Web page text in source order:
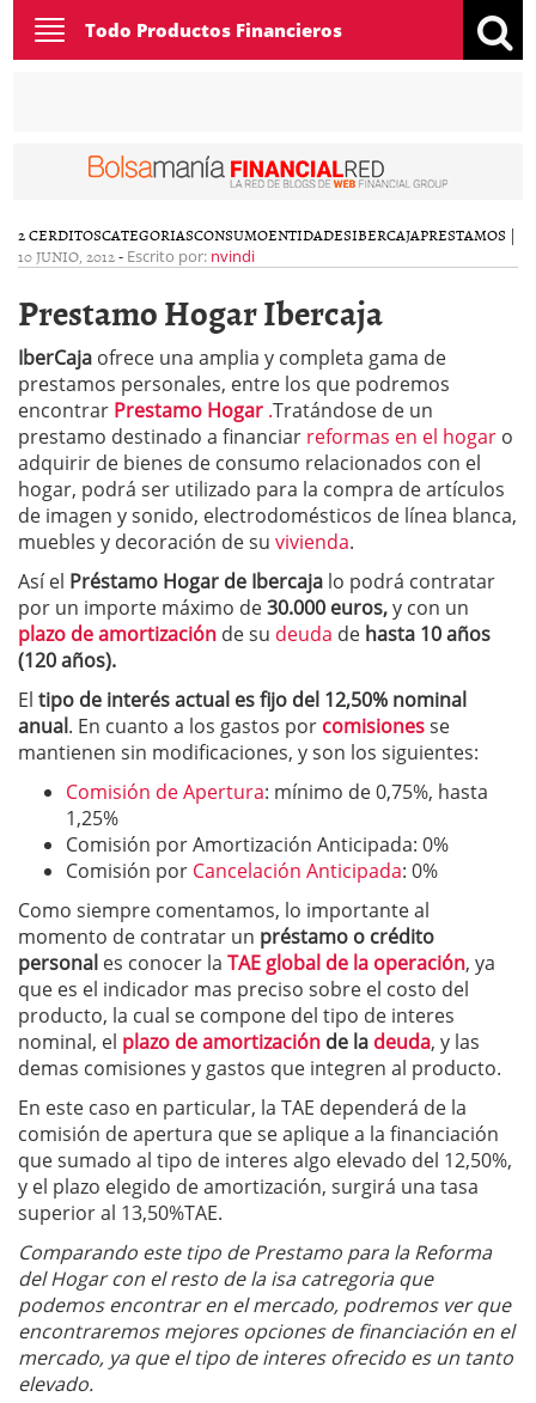
Toggle
navigation
Todo Productos Financieros
2 CERDITOSCATEGORIASCONSUMOENTIDADESIBERCAJAPRESTAMOS |
10 JUNIO, 2012- Escrito por: nvindi
Prestamo Hogar Ibercaja
IberCaja ofrece una amplia y completa gama de
prestamos personales, entre los que podremos
encontrar Prestamo Hogar .Tratándose de un
prestamo destinado a financiar reformas en el hogar o
adquirir de bienes de consumo relacionados con el
hogar, podrá ser utilizado para la compra de artículos
de imagen y sonido, electrodomésticos de línea blanca,
muebles y decoración de su vivienda.
Así el Préstamo Hogar de Ibercaja lo podrá contratar
por un importe máximo de30.000 euros,y con un
plazo de amortización de su deuda de hasta 10 años
(120 años).
El tipo de interés actual es fijo del 12,50% nominal
anual. En cuanto a los gastos por comisionesse
mantienen sin modificaciones, y son los siguientes:
Comisión de Apertura: mínimo de 0,75%, hasta
1,25%
Comisión por Amortización Anticipada: 0%
Comisión por Cancelación Anticipada: 0%
Como siempre comentamos, lo importante al
momento de contratar un préstamo o crédito
personal es conocer la TAE global de la operación, ya
que es el indicador mas preciso sobre el costo del
producto, la cual se compone del tipo de interes
nominal, el plazo de amortización de la deuda, y las
demas comisiones y gastos que integren al producto.
En este caso en particular, la TAE dependerá de la
comisión de apertura que se aplique a la financiación
que sumado al tipo de interes algo elevado del 12,50%,
y el plazo elegido de amortización, surgirá una tasa
superior al 13,50%TAE.
Comparando este tipo de Prestamo para la Reforma
del Hogar con el resto de la isa catregoria que
podemos encontrar en el mercado, podremos ver que
encontraremos mejores opciones de financiación en el
mercado, ya que el tipo de interes ofrecido es un tanto
elevado.